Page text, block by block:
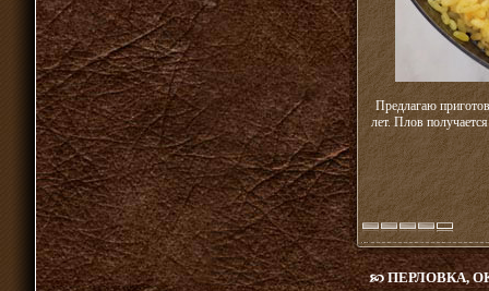
Предлагаю
лет. Плов
ПЕРЛОВКА,